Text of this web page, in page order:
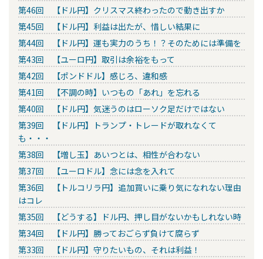
第46回 【ドル円】クリスマス終わったので動き出すか
第45回 【ドル円】利益は出たが、惜しい結果に
第44回 【ドル円】運も実力のうち！？そのためには準備を
第43回 【ユーロ円】取引は余裕をもって
第42回 【ポンドドル】感じろ、違和感
第41回 【不調の時】いつもの「あれ」を忘れる
第40回 【ドル円】気迷うのはローソク足だけではない
第39回 【ドル円】トランプ・トレードが取れなくて
も・・・
第38回 【増し玉】あいつとは、相性が合わない
第37回 【ユーロドル】念には念を入れて
第36回 【トルコリラ円】追加買いに乗り気になれない理由
はコレ
第35回 【どうする】ドル円、押し目がないかもしれない時
第34回 【ドル円】勝っておごらず負けて腐らず
第33回 【ドル円】守りたいもの、それは利益！